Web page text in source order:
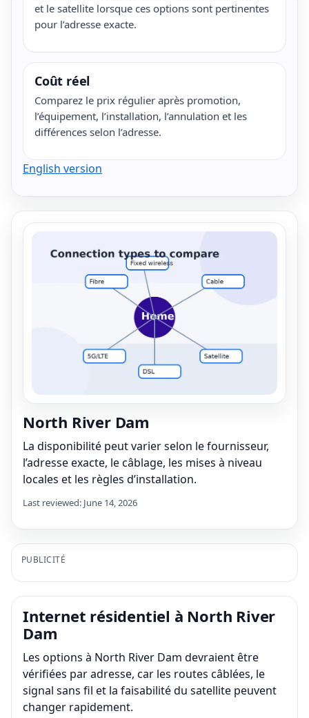
et le satellite lorsque ces options sont pertinentes
pour l’adresse exacte.
Coût réel
Comparez le prix régulier après promotion,
l’équipement, l’installation, l’annulation et les
différences selon l’adresse.
English version
North River Dam
La disponibilité peut varier selon le fournisseur,
l’adresse exacte, le câblage, les mises à niveau
locales et les règles d’installation.
Last reviewed: June 14, 2026
PUBLICITÉ
Internet résidentiel à North River
Dam
Les options à North River Dam devraient être
vérifiées par adresse, car les routes câblées, le
signal sans fil et la faisabilité du satellite peuvent
changer rapidement.